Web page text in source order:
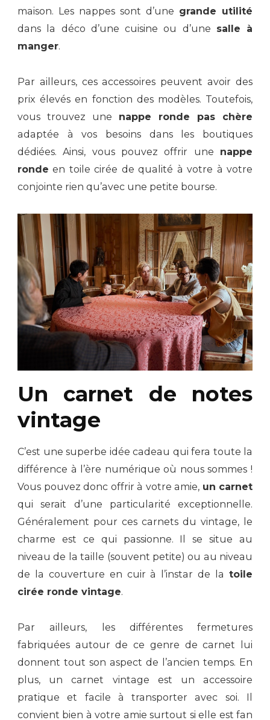
maison. Les nappes sont d’une grande utilité
dans la déco d’une cuisine ou d’une salle à
manger.
Par ailleurs, ces accessoires peuvent avoir des
prix élevés en fonction des modèles. Toutefois,
vous trouvez une nappe ronde pas chère
adaptée à vos besoins dans les boutiques
dédiées. Ainsi, vous pouvez offrir une nappe
ronde en toile cirée de qualité à votre à votre
conjointe rien qu’avec une petite bourse.
Un carnet de notes
vintage
C’est une superbe idée cadeau qui fera toute la
différence à l’ère numérique où nous sommes !
Vous pouvez donc offrir à votre amie, un carnet
qui serait d’une particularité exceptionnelle.
Généralement pour ces carnets du vintage, le
charme est ce qui passionne. Il se situe au
niveau de la taille (souvent petite) ou au niveau
de la couverture en cuir à l’instar de la toile
cirée ronde vintage.
Par ailleurs, les différentes fermetures
fabriquées autour de ce genre de carnet lui
donnent tout son aspect de l’ancien temps. En
plus, un carnet vintage est un accessoire
pratique et facile à transporter avec soi. Il
convient bien à votre amie surtout si elle est fan